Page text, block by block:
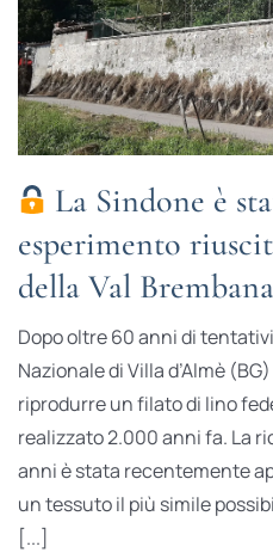
La Sindone è
esperimento
della Val Brembana
Dopo oltre 60 anni di
Nazionale di Villa d’Almè
riprodurre un filato di lino
realizzato 2.000 anni fa. La
anni è stata recentemente
un tessuto il più simile
[...]